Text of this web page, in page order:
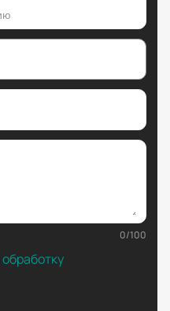
0/100
обработку